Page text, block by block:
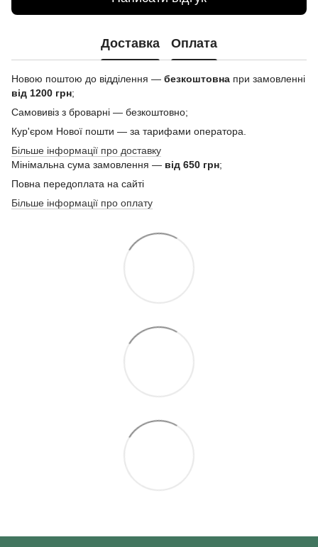
Доставка Оплата
Новою поштою до відділення — безкоштовна при замовленні
від 1200 грн;
Самовивіз з броварні — безкоштовно;
Кур'єром Нової пошти — за тарифами оператора.
Більше інформації про доставку
Мінімальна сума замовлення — від 650 грн;
Повна передоплата на сайті
Більше інформації про оплату